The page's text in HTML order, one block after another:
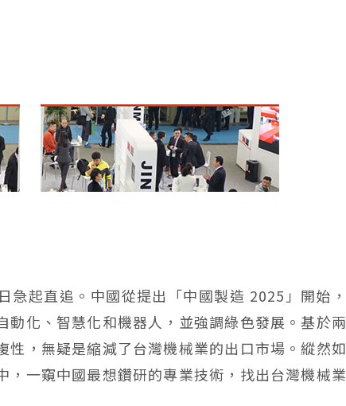
急起直追。中國從提出「中國製造 2025」開始，
動化、智慧化和機器人，並強調綠色發展。基於兩
性，無疑是縮減了台灣機械業的出口市場。縱然如
，一窺中國最想鑽研的專業技術，找出台灣機械業